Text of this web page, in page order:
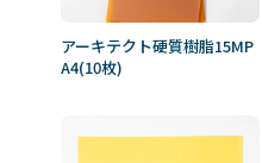
アーキテクト硬質樹脂15MP
A4(10枚)